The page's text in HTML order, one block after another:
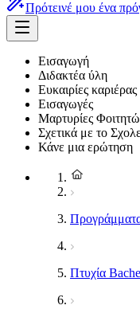
Πρότεινέ μου ένα
Εισαγωγή
Διδακτέα ύλη
Ευκαιρίες καριέρας
Εισαγωγές
Μαρτυρίες
Σχετικά με το
Κάνε μια ερώτηση
Πτυχία